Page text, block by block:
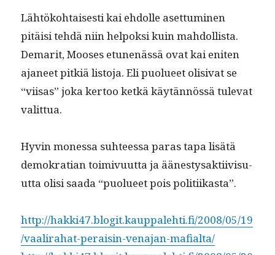
Lähtöko­htais­es­ti kai ehdolle aset­tumi­nen
pitäisi tehdä niin helpok­si kuin mah­dol­lista.
Demar­it, Moos­es etunenässä ovat kai eniten
aja­neet pitk­iä lis­to­ja. Eli puolueet oli­si­vat se
“viisas” joka ker­too ketkä käytän­nössä tule­vat
valittua.
Hyvin mon­es­sa suh­teessa paras tapa lisätä
demokra­t­ian toimivu­ut­ta ja äänestysak­ti­ivi­su­
ut­ta olisi saa­da “puolueet pois politiikasta”.
http://hakki47.blogit.kauppalehti.fi/2008/05/19
/vaalirahat-peraisin-venajan-mafialta/